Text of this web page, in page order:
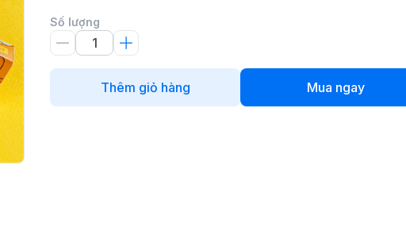
Số lượng
Thêm giỏ hàng Mua ngay